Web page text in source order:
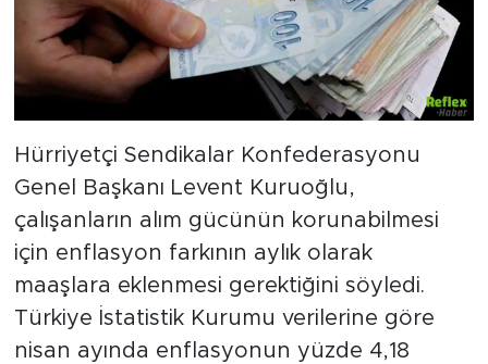
Hürriyetçi Sendikalar Konfederasyonu
Genel Başkanı Levent Kuruoğlu,
çalışanların alım gücünün korunabilmesi
için enflasyon farkının aylık olarak
maaşlara eklenmesi gerektiğini söyledi.
Türkiye İstatistik Kurumu verilerine göre
nisan ayında enflasyonun yüzde 4,18